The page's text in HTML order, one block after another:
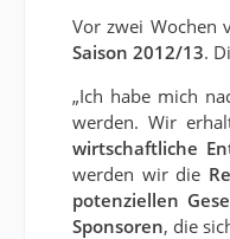
Vor zwei Wochen
Saison 2012/13.
„Ich habe mich
werden. Wir
wirtschaftliche
werden wir die
potenziellen
Sponsoren, die